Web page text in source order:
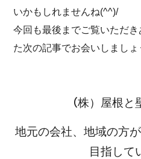
いかもしれませんね(^^)/
今回も最後までご覧いただ
た次の記事でお会いしましょ
（株）屋根と
地元の会社、地域の方
目指して